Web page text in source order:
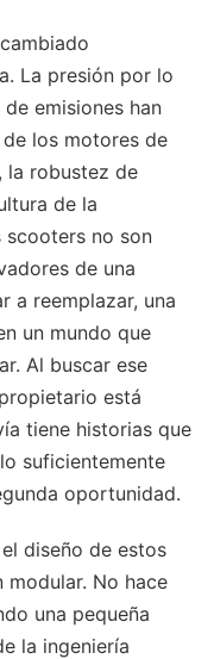
La presión por lo
emisiones han
los motores de
la robustez de
de la
scooters no son
de una
a reemplazar, una
un mundo que
Al buscar ese
está
tiene historias que
suficientemente
oportunidad.
diseño de estos
No hace
una pequeña
la ingeniería